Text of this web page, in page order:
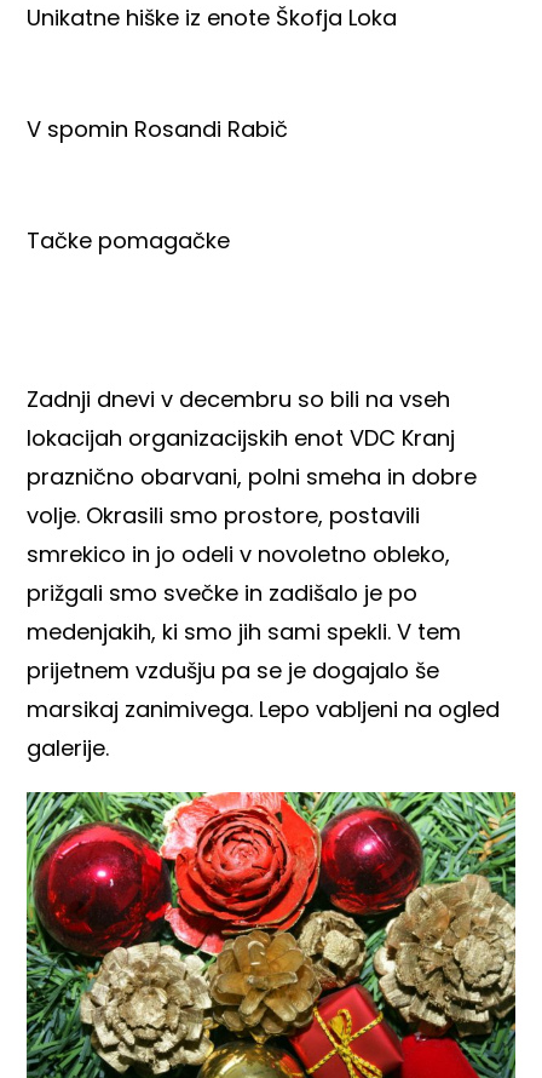
Unikatne hiške iz enote Škofja Loka
V spomin Rosandi Rabič
Tačke pomagačke
Zadnji dnevi v decembru so bili na vseh
lokacijah organizacijskih enot VDC Kranj
praznično obarvani, polni smeha in dobre
volje. Okrasili smo prostore, postavili
smrekico in jo odeli v novoletno obleko,
prižgali smo svečke in zadišalo je po
medenjakih, ki smo jih sami spekli. V tem
prijetnem vzdušju pa se je dogajalo še
marsikaj zanimivega. Lepo vabljeni na ogled
galerije.